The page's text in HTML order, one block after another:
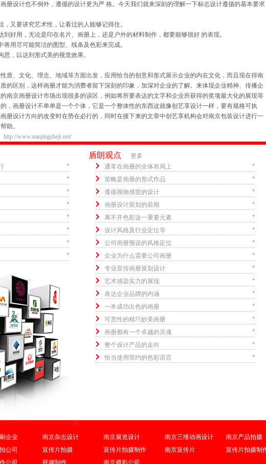
册设计也不例外，遵循的设计更为严 格。今天我们就来深刻的理解一下标志设计遵循的基本要求
又要讲究艺术性，让看过的人能够记得住。
用，无论是印在名片、画册上，还是户外的材料制作，都要能够很好 的表现。
用尽可能简洁的图型、线条及色彩来完成。
，以达到形式美的视觉效果。
质、文化、理念、地域等方面出发，应用恰当的创意和形式展示企业的内在文化，而且现在得南
的区别，这样画册才能为消费者留下深刻的印象，加深对企业的了解。来体现企业精神、传播企
南京画册设计市场出现很多的误区，例如将所要表达的文字和企业所获得的奖项最大化的展现等
，画册设计不单单是一个个体，它是一个整体性的东西这就像创艺享设计一样，要有规格可执
册设计方向的改变时在势在必行的，同时在接下来的文章中创艺享机构会对南京包装设计进行一
助。
http://www.nanjingsheji.net/
盾朗观点
更多
通常在画册的全体布局上
策略是画册的形式作品
遵循视物感觉的设计
画册设计策划的前期
离不开色彩这一重要元素
设计风格及行业定位等
公司画册预设的风格定位
企业为什么需要公司画册
专业宣传画册策划设计
艺术感染实力的展现
表达企业品牌的内涵
一本成功出色的画册
可赏性的精巧妙美画册
画册都有一个卓越的灵魂
整个设计产品的走向
恰当使用简约的色彩语言
企业 南京杂志设计 南京展览设计 南京三维动画设计 南京产品拍摄
公司 宣传片拍摄 宣传片拍摄制作 南京宣传片 宣传片拍摄制
公司 视频制作 南京摄影公司